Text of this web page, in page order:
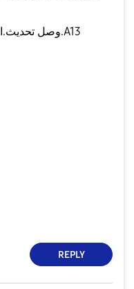
وصل تحديث.امان.هاتفي.يتلقي تحديث امان.اليوم.A13
REPLY